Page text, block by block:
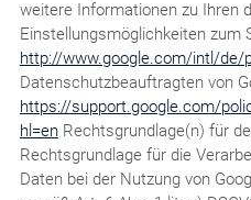
weitere Informationen zu Ihren
Einstellungsmöglichkeiten zum
http://www.google.com/intl/de/
Datenschutzbeauftragten von
https://support.google.com/
hl=enRechtsgrundlage(n) für
Rechtsgrundlage für die
Daten bei der Nutzung von